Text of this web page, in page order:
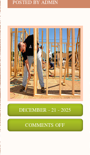
POSTED BY ADMIN
DECEMBER - 21 - 2025
COMMENTS OFFON